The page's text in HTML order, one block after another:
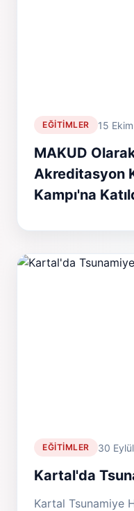
EĞITIMLER 15
MAKUD
Akreditasyon
Kampı'na
EĞITIMLER 30
Kartal'da
Kartal Tsunamiye